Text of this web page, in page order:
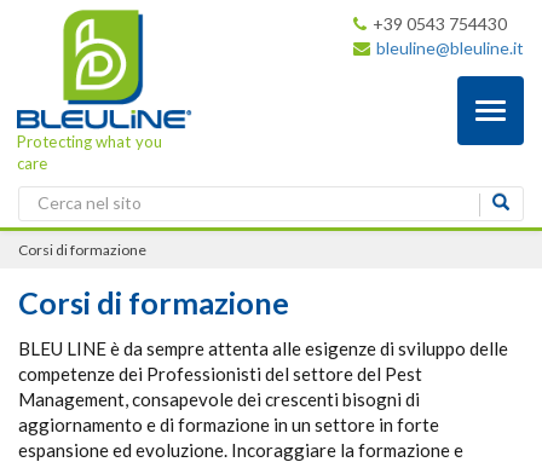
Protecting what you
care
+39 0543 754430
bleuline@bleuline.it
Corsi di formazione
Corsi di formazione
BLEU LINE è da sempre attenta alle esigenze di sviluppo delle
competenze dei Professionisti del settore del Pest
Management, consapevole dei crescenti bisogni di
aggiornamento e di formazione in un settore in forte
espansione ed evoluzione. Incoraggiare la formazione e